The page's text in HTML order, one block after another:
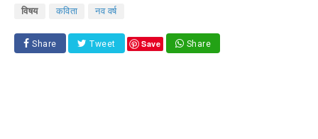
विषय कविता नव वर्ष
Share Tweet Save Share